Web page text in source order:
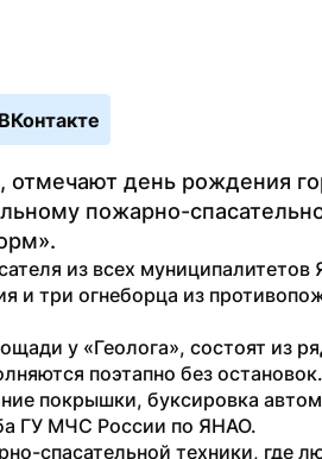
ВКонтакте
отмечают день рождения
пожарно-
из всех муниципалитетов
и три огнеборца из
у «Геолога», состоят из
поэтапно без
покрышки, буксировка
ГУ МЧС России по ЯНАО.
спасательной техники, где